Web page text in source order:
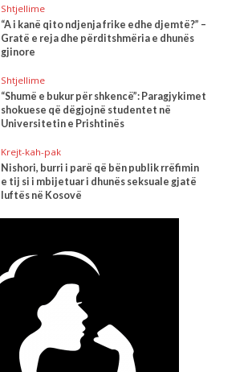
Shtjellime
“A i kanë qito ndjenja frike edhe djemtë?” –
Gratë e reja dhe përditshmëria e dhunës
gjinore
Shtjellime
“Shumë e bukur për shkencë”: Paragjykimet
shokuese që dëgjojnë studentet në
Universitetin e Prishtinës
Krejt-kah-pak
Nishori, burri i parë që bën publik rrëfimin
e tij si i mbijetuar i dhunës seksuale gjatë
luftës në Kosovë